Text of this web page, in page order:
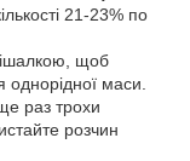
21-23% по
щоб
однорідної маси.
раз трохи
розчин